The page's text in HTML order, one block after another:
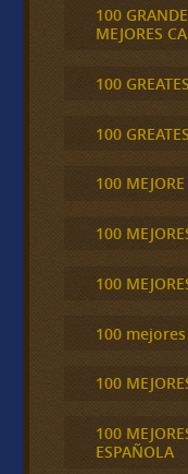
100
MEJORES
100
100
100
100
100
100
100
100
ESPAÑOLA